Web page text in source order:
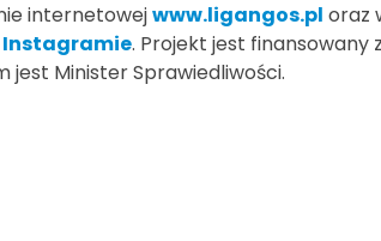
internetowejwww.ligangos.pl oraz
Instagramie. Projekt jest finansowany
Minister Sprawiedliwości.